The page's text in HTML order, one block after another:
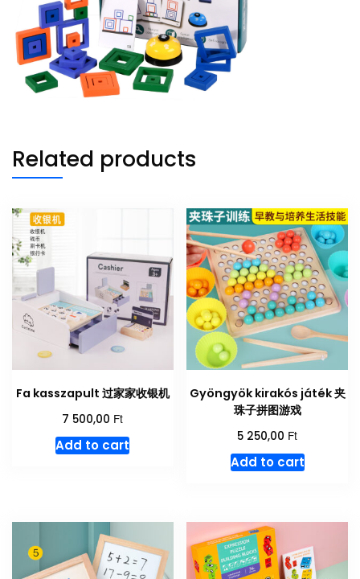
Related products
Fa kasszapult 过家家收银机
7 500,00 Ft
Add to cart
Gyöngyök kirakós játék 夹
珠子拼图游戏
5 250,00 Ft
Add to cart